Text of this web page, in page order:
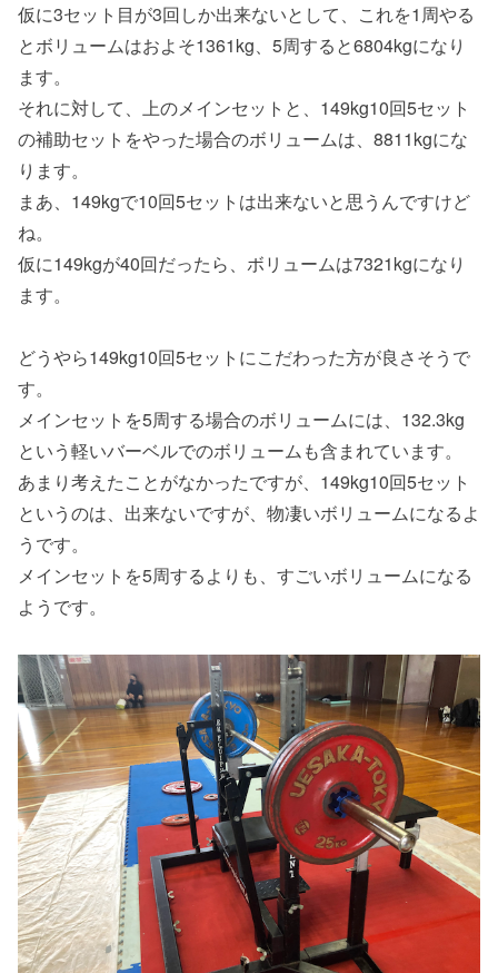
仮に3セット目が3回しか出来ないとして、これを1周やる
とボリュームはおよそ1361kg、5周すると6804kgになり
ます。
それに対して、上のメインセットと、149kg10回5セット
の補助セットをやった場合のボリュームは、8811kgにな
ります。
まあ、149kgで10回5セットは出来ないと思うんですけど
ね。
仮に149kgが40回だったら、ボリュームは7321kgになり
ます。
どうやら149kg10回5セットにこだわった方が良さそうで
す。
メインセットを5周する場合のボリュームには、132.3kg
という軽いバーベルでのボリュームも含まれています。
あまり考えたことがなかったですが、149kg10回5セット
というのは、出来ないですが、物凄いボリュームになるよ
うです。
メインセットを5周するよりも、すごいボリュームになる
ようです。